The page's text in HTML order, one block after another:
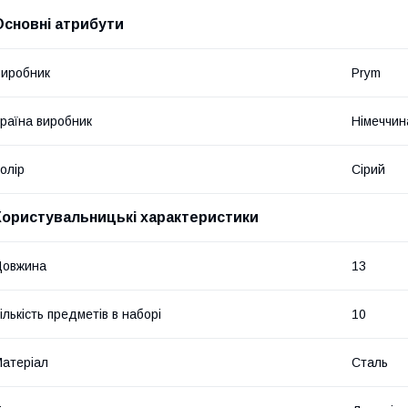
атрибути
Prym
виробник
Сірий
характеристики
13
предметів в наборі 10
Сталь